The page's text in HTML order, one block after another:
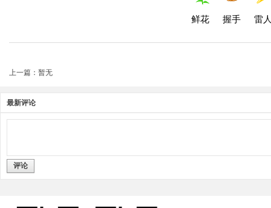
鲜花 握手 雷
上一篇：暂无
最新评论
评论